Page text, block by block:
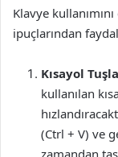
Klavye
ipuçlarından
Kısayol
kullanılan
(Ctrl + V) ve
zamandan